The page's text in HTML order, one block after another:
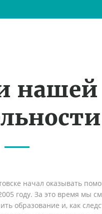
нашей
начал оказывать
году. За это время мы
образование и, как